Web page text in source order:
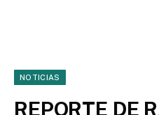
NOTICIAS
REPORTE DE